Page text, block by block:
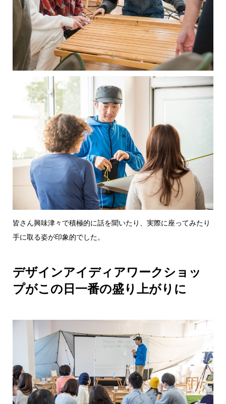
皆さん興味津々で積極的に話を聞いたり、実際に座ってみたり
手に取る姿が印象的でした。
デザインアイディアワークショッ
プがこの日一番の盛り上がりに